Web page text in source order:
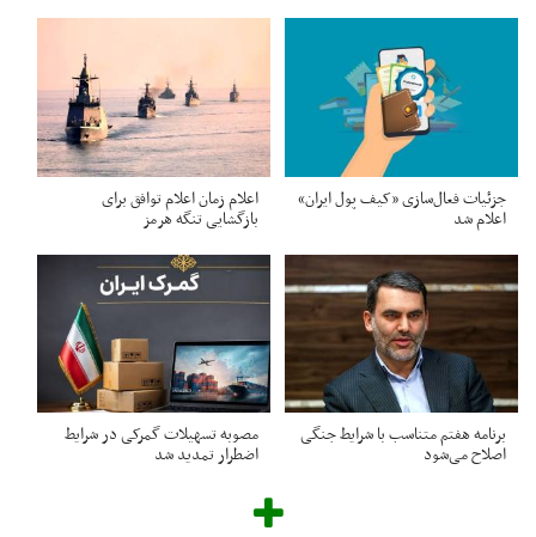
جزئیات فعال‌سازی «کیف پول ایران»
اعلام شد
اعلام زمان اعلام توافق برای
بازگشایی تنگه هرمز
برنامه هفتم متناسب با شرایط جنگی
اصلاح می‌شود
مصوبه تسهیلات گمرکی در شرایط
اضطرار تمدید شد